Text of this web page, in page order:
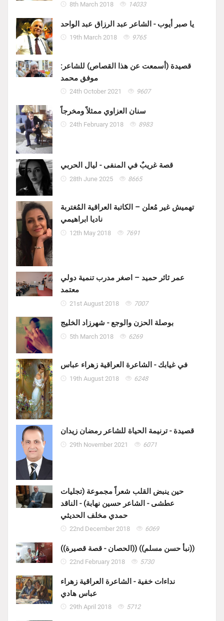
8th March 2018 14033
يا صبر أيوب - الشاعر عبد الرزاق عبد الواحد
19th March 2018 9765
قصيدة (أسمعت عن هذا القصاص) للشاعر:
موفق محمد
24th October 2021 9607
سنان العزاوي ممثلاً ومخرجاً
24th February 2018 8983
قصة غريبٌ في المنفى - ليال الحربي
28th June 2025 8665
تهميش غير مُعلن – الكاتبة العراقية المُغتربة
ناديا ابراهيمي
12th May 2018 7691
عمر ثائر حميد – اصغر مدرب تنمية دولي
معتمد
21st August 2018 7007
بوصلة الحزن والوجع - شهرزاد الخليج
5th March 2018 6269
في غيابك - الشاعرة العراقية زهراء عباس
19th August 2018 6248
قصيدة - ترنيمة الحياة للشاعر رمضان زيدان
29th November 2021 6071
حين ينبض القلب شعراً مجموعة (تجليات
عطشى - الشاعر حسين نهابة) - الناقد
حمدي مخلف الحديثي
22nd December 2018 6069
((الحصان - قصة قصيرة)) ((نبأ حسن مسلم))
22nd February 2018 5730
نداءات خفية - الشاعرة العراقية زهراء
عباس هادي
29th April 2018 5712